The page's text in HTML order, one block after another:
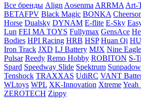
Все бренды Align Aosenma ARRMA Art-
BETAFPV Black Magic BONKA
Horse Dualsky DYNAM E-flite E-Sky
Lun FEI MA TOYS Fullymax GensAce
Bodies HPI Racing HRB HSP Huan Qi
Iron Track JXD LJ Battery MJX Nine
Pulsar Reedy Remo Hobby ROBITON S-
Spard Speedway Slide Spektrum Sunpadow
Tenshock TRAXXAS UdiRC VANT
WLtoys WPL XK-Innovation XtremeYeah
ZEROTECH Zippy